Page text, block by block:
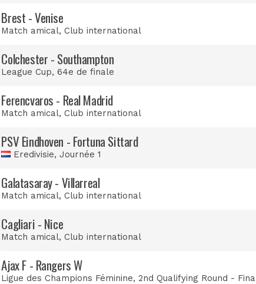
Brest - Venise
Match amical, Club international
Colchester - Southampton
League Cup, 64e de finale
Ferencvaros - Real Madrid
Match amical, Club international
PSV Eindhoven - Fortuna Sittard
Eredivisie, Journée 1
Galatasaray - Villarreal
Match amical, Club international
Cagliari - Nice
Match amical, Club international
Ajax F - Rangers W
Ligue des Champions Féminine, 2nd Qualifying Round -